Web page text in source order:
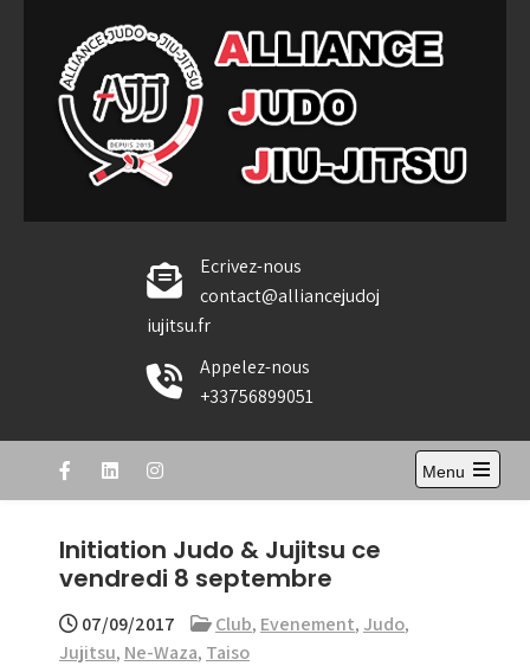
content
Alliance Judo Jiu-jitsu
Ecrivez-nous
contact@alliancejudoj
iujitsu.fr
Appelez-nous
+33756899051
Menu
Open
Initiation Judo & Jujitsu ce
vendredi 8 septembre
07/09/2017 Club, Evenement, Judo,
Jujitsu, Ne-Waza, Taiso